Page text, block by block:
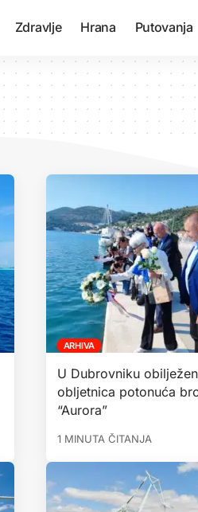
Zdravlje Hrana Putovanja
ARHIVA
U Dubrovniku
obljetnica potonuća
“Aurora”
1 MINUTA ČITANJA